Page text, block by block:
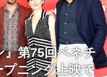
』第75回ベネチ
プニング上映で